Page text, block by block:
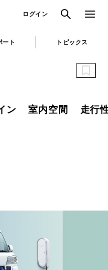
ログイン 検索 メニュ
ート トピックス
ン 室内空間 走行